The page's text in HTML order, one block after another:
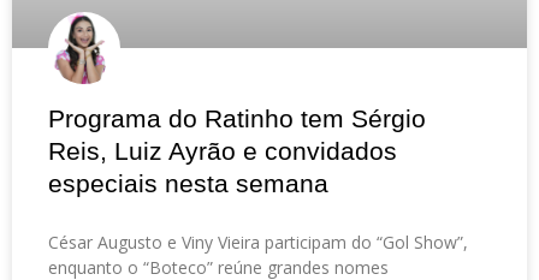
Programa do Ratinho tem Sérgio
Reis, Luiz Ayrão e convidados
especiais nesta semana
César Augusto e Viny Vieira participam do “Gol Show”,
enquanto o “Boteco” reúne grandes nomes